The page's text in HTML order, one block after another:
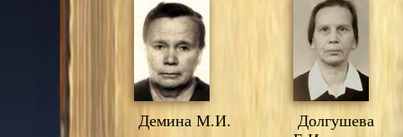
Демина М.И.
Долгушева